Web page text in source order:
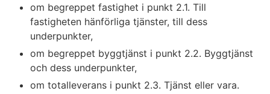
om begreppet fastighet i punkt 2.1. Till
fastigheten hänförliga tjänster, till dess
underpunkter,
om begreppet byggtjänst i punkt 2.2. Byggtjänst
och dess underpunkter,
om totalleverans i punkt 2.3. Tjänst eller vara.